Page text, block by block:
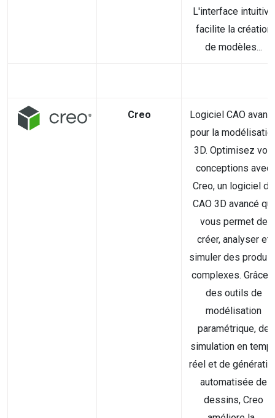
L'interface intuitive
facilite la création
de modèles...
Creo
Logiciel CAO
pour la
3D. Optimisez vos
conceptions avec
Creo, un logiciel de
CAO 3D avancé qui
vous permet de
créer, analyser et
simuler des
complexes. Grâce à
des outils de
modélisation
paramétrique, de
simulation en
réel et de
automatisée de
dessins, Creo